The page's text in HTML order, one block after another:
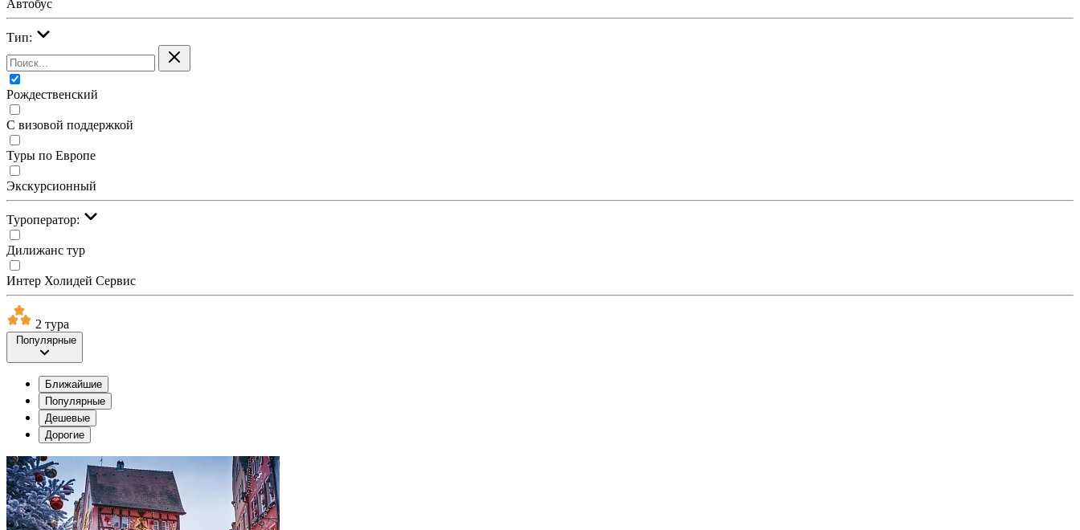
Автобус
Тип:
Рождественский
С визовой поддержкой
Туры по Европе
Экскурсионный
Туроператор:
Дилижанс тур
Интер Холидей Сервис
2 тура
Популярные
Ближайшие
Популярные
Дешевые
Дорогие